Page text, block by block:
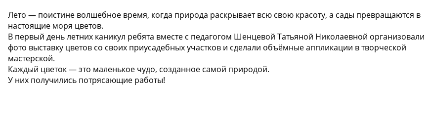
Лето — поистине волшебное время, когда природа раскрывает всю свою красоту, а сады превращаются в
настоящие моря цветов.
В первый день летних каникул ребята вместе с педагогом Шенцевой Татьяной Николаевной организовали
фото выставку цветов со своих приусадебных участков и сделали объёмные аппликации в творческой
мастерской.
Каждый цветок — это маленькое чудо, созданное самой природой.
У них получились потрясающие работы!